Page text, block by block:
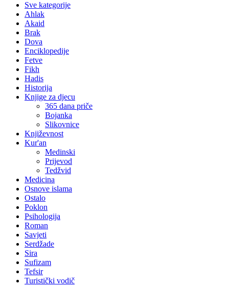
Sve kategorije
Ahlak
Akaid
Brak
Dova
Enciklopedije
Fetve
Fikh
Hadis
Historija
Knjige za djecu
365 dana priče
Bojanka
Slikovnice
Književnost
Kur'an
Medinski
Prijevod
Tedžvid
Medicina
Osnove islama
Ostalo
Poklon
Psihologija
Roman
Savjeti
Serdžade
Sira
Sufizam
Tefsir
Turistički vodič